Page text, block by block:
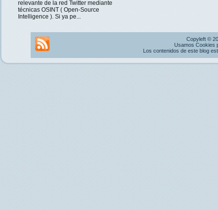
relevante de la red Twitter mediante
técnicas OSINT ( Open-Source
Intelligence ). Si ya pe...
Copyleft ©
Usamos Cookies
Los contenidos de este blog